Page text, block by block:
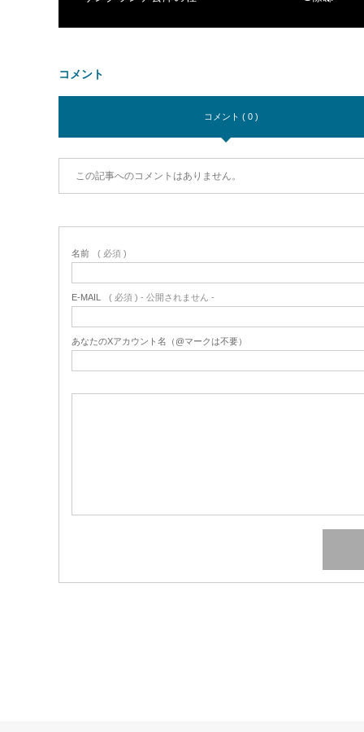
コメント
コメント ( 0 )
この記事へのコメントはありません。
名前 ( 必須 )
E-MAIL ( 必須 ) - 公開されません -
あなたのXアカウント名（@マークは不要）